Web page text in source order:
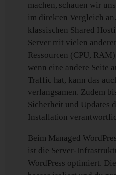
machen, schauen wir
im direkten Vergleich
klassischen Shared
Server mit vielen
Ressourcen (CPU,
wenn eine andere Seite
Traffic hat, kann das
verlangsamen. Zudem
Sicherheit und Updates
Installation
Beim Managed
ist die Server-
WordPress optimiert.